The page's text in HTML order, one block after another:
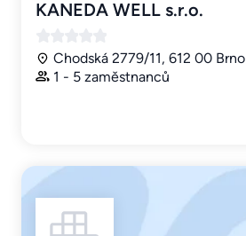
KANEDA WELL s.r.o.
Chodská 2779/11, 612 00 Brno
1 - 5 zaměstnanců